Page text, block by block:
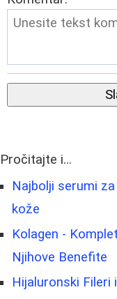
Pročitajte i...
Najbolji serumi
kože
Kolagen -
Njihove Benefite
Hijaluronski Fileri